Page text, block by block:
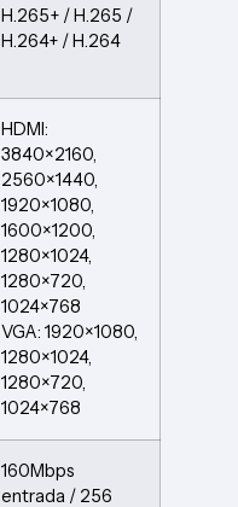
H.265+ / H.265 /
H.264+ / H.264
HDMI:
3840×2160,
2560×1440,
1920×1080,
1600×1200,
1280×1024,
1280×720,
1024×768
VGA: 1920×1080,
1280×1024,
1280×720,
1024×768
160Mbps
entrada / 256